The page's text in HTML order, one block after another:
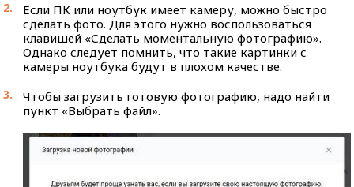
Если ПК или ноутбук имеет камеру, можно быстро
сделать фото. Для этого нужно воспользоваться
клавишей «Сделать моментальную фотографию».
Однако следует помнить, что такие картинки с
камеры ноутбука будут в плохом качестве.
Чтобы загрузить готовую фотографию, надо найти
пункт «Выбрать файл».